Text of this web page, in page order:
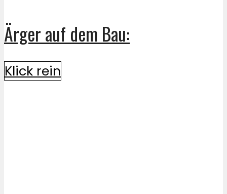
Ärger auf dem Bau:
Klick rein